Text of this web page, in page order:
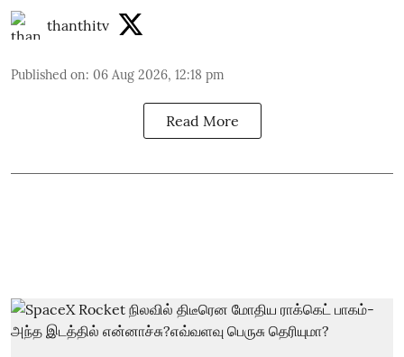
thanthitv
Published on: 06 Aug 2026, 12:18 pm
Read More